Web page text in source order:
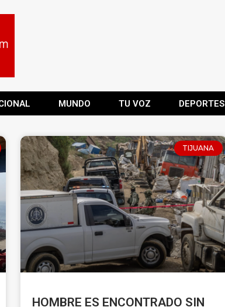
MUNDO TU VOZ DEPORTES
TIJUANA
HOMBRE ES ENCONTRADO SIN